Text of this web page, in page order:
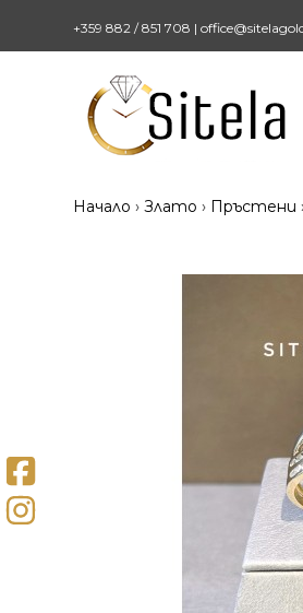
+359 882 / 851 708 |
Начало Злато Пръстени